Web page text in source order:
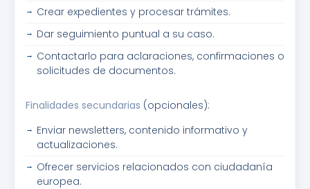
Crear expedientes y procesar trámites.
Dar seguimiento puntual a su caso.
Contactarlo para aclaraciones, confirmaciones o
solicitudes de documentos.
Finalidades secundarias (opcionales):
Enviar newsletters, contenido informativo y
actualizaciones.
Ofrecer servicios relacionados con ciudadanía
europea.